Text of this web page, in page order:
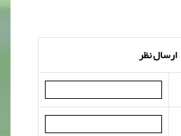
ارسال نظر